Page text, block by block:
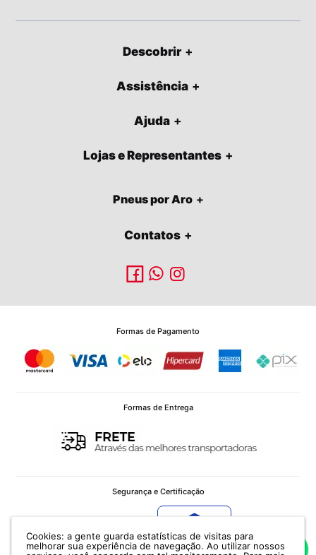
Cookies: a gente guarda estatísticas de visitas para
melhorar sua experiência de navegação. Ao utilizar nossos
Descobrir
Assistência
Ajuda
Lojas e Representantes
Pneus por Aro
Contatos
Formas de Pagamento
Formas de Entrega
Segurança e Certificação
Verificada por